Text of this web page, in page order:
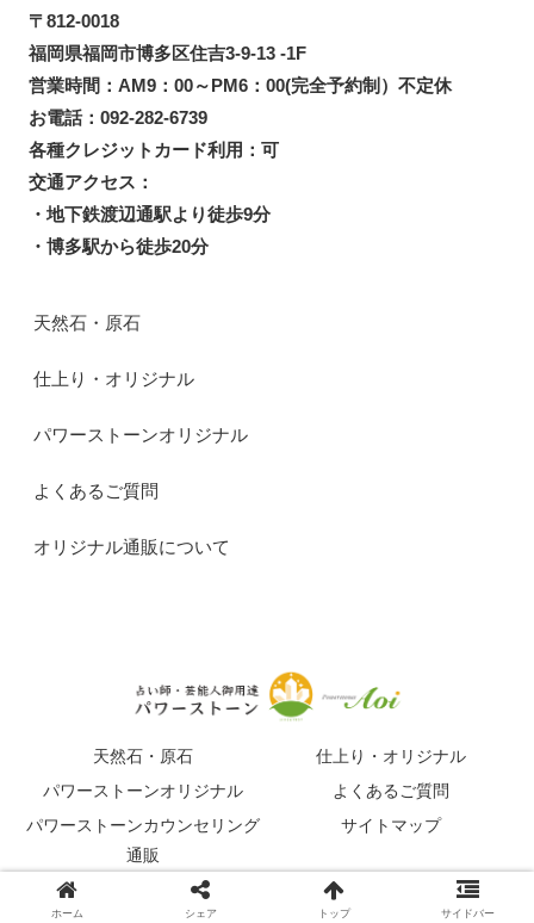
〒812-0018
福岡県福岡市博多区住吉3-9-13 -1F
営業時間：AM9：00～PM6：00(完全予約制）不定休
お電話：092-282-6739
各種クレジットカード利用：可
交通アクセス：
・地下鉄渡辺通駅より徒歩9分
・博多駅から徒歩20分
天然石・原石
仕上り・オリジナル
パワーストーンオリジナル
よくあるご質問
オリジナル通販について
天然石・原石
仕上り・オリジナル
パワーストーンオリジナル
よくあるご質問
パワーストーンカウンセリング
通販
サイトマップ
© 2015-2026 占い師・芸能人御用達パワーストーンマガジン.
ホーム シェア トップ サイドバー